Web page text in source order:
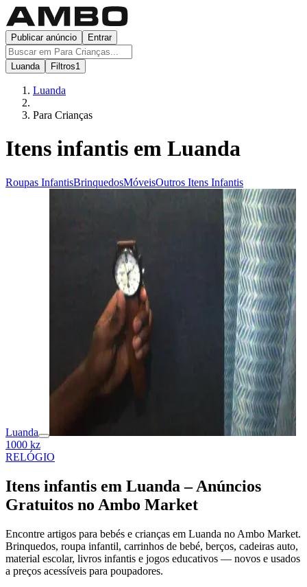
Publicar anúncio Entrar
Luanda Filtros1
Luanda
Para Crianças
Itens infantis em Luanda
Roupas InfantisBrinquedosMóveisOutros Itens Infantis
Luanda
1000 kz
RELÓGIO
Itens infantis em Luanda – Anúncios
Gratuitos no Ambo Market
Encontre artigos para bebés e crianças em Luanda no Ambo Market.
Brinquedos, roupa infantil, carrinhos de bebé, berços, cadeiras auto,
material escolar, livros infantis e jogos educativos — novos e usados
a preços acessíveis para poupadores.